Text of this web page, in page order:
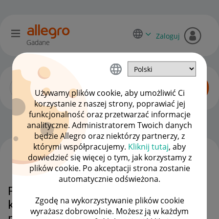
Używamy plików cookie, aby umożliwić Ci
korzystanie z naszej strony, poprawiać jej
funkcjonalność oraz przetwarzać informacje
analityczne. Administratorem Twoich danych
będzie Allegro oraz niektórzy partnerzy, z
którymi współpracujemy. Kliknij tutaj, aby
dowiedzieć się więcej o tym, jak korzystamy z
plików cookie. Po akceptacji strona zostanie
automatycznie odświeżona.
Zgodę na wykorzystywanie plików cookie
wyrażasz dobrowolnie. Możesz ją w każdym
Gadane
Zaloguj
Kupujący o Allegro Lokalnie OPCJE
Przedmiot kupiony przez Allegro a
klient mimo wszystko wysyła za
WSZYSTKIE TEMATY